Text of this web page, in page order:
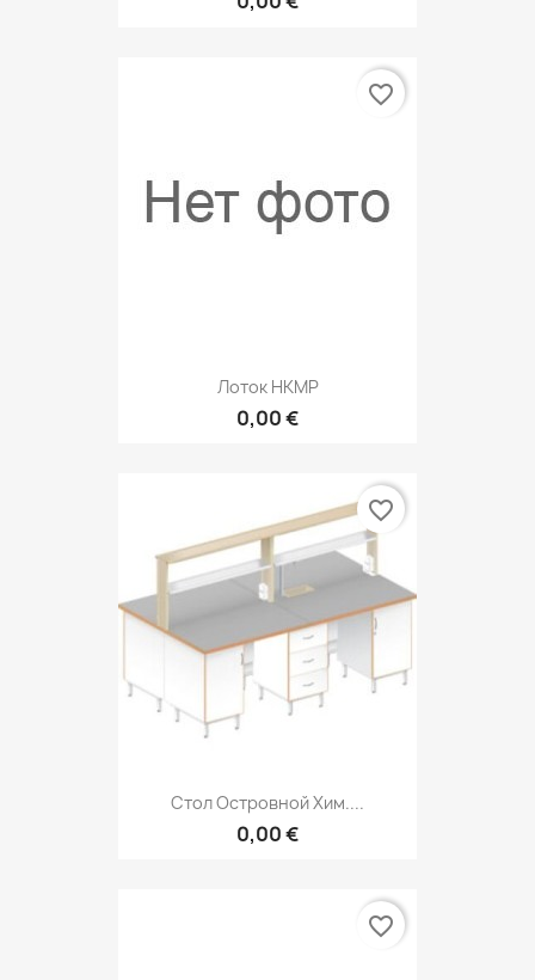
Лоток НКМР
0,00 €
favorite_border
Стол Островной Хим....
0,00 €
favorite_border
favorite_border